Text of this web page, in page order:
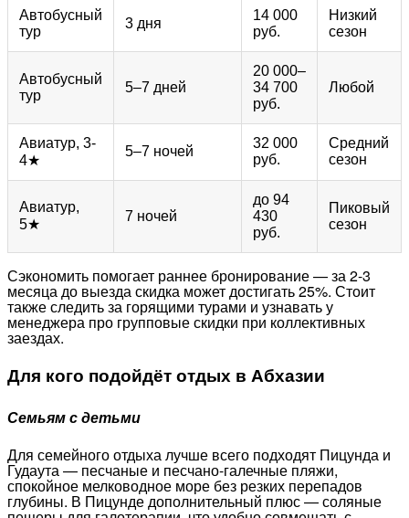
Автобусный
тур
3 дня
14 000
руб.
Низкий
сезон
Автобусный
тур
5–7 дней
20 000–
34 700
руб.
Любой
Авиатур, 3-
4★
5–7 ночей
32 000
руб.
Средний
сезон
Авиатур,
5★
7 ночей
до 94
430
руб.
Пиковый
сезон
Сэкономить помогает раннее бронирование — за 2-3
месяца до выезда скидка может достигать 25%. Стоит
также следить за горящими турами и узнавать у
менеджера про групповые скидки при коллективных
заездах.
Для кого подойдёт отдых в Абхазии
Семьям с детьми
Для семейного отдыха лучше всего подходят Пицунда и
Гудаута — песчаные и песчано-галечные пляжи,
спокойное мелководное море без резких перепадов
глубины. В Пицунде дополнительный плюс — соляные